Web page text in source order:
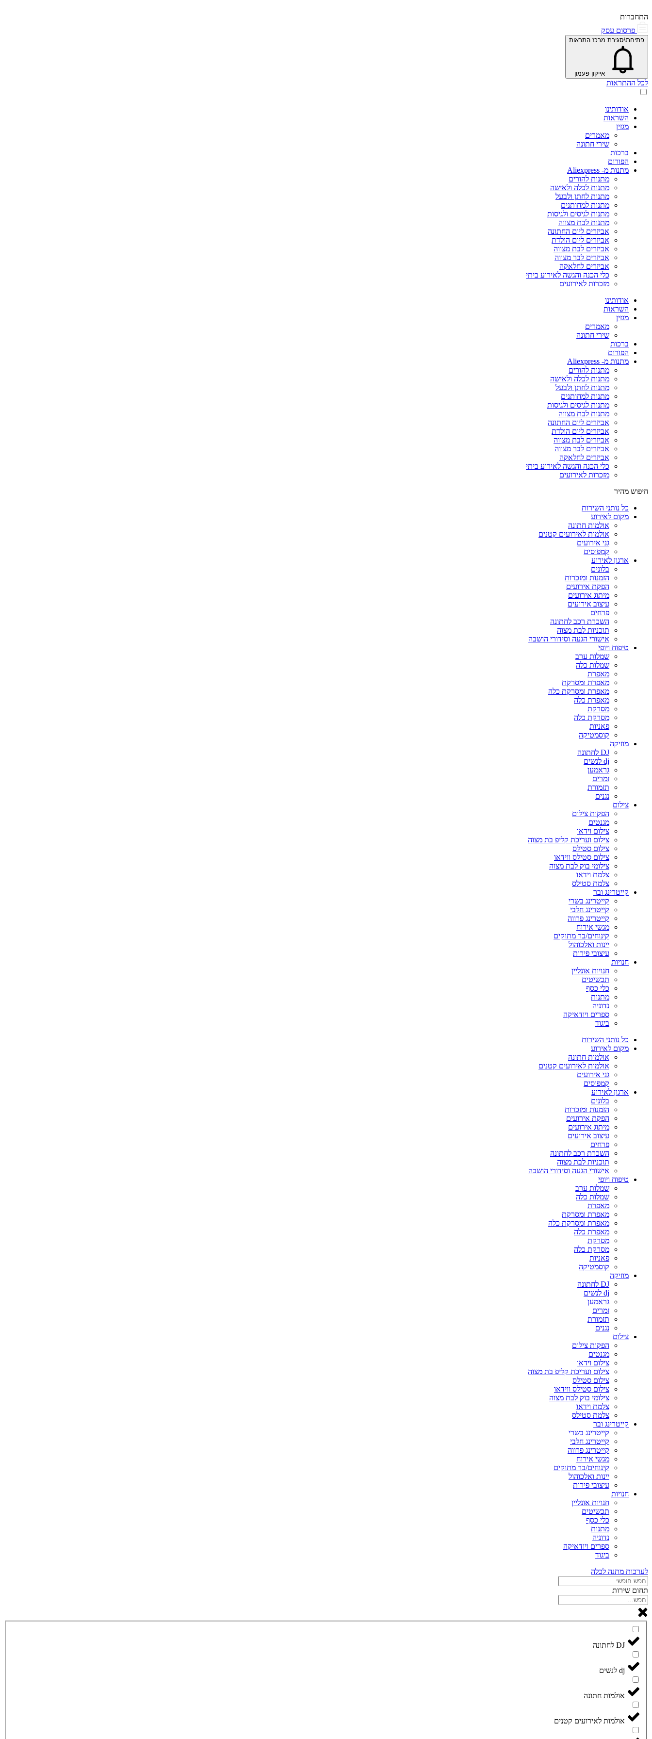
התחברות
פרסום עסק
פתיחת\סגירת מרכז התראות
אייקון פעמון
לכל ההתראות
אודותינו
השראות
מגזין
מאמרים
שירי חתונה
ברכות
הפורום
מתנות מ- Aliexpress
מתנות להורים
מתנות לכלה ולאישה
מתנות לחתן ולבעל
מתנות למחותנים
מתנות לגיסים ולגיסות
מתנות לבת מצווה
אביזרים ליום החתונה
אביזרים ליום הולדת
אביזרים לבת מצווה
אביזרים לבר מצווה
אביזרים לחלאקה
כלי הכנה והגשה לאירוע ביתי
מזכרות לאירועים
אודותינו
השראות
מגזין
מאמרים
שירי חתונה
ברכות
הפורום
מתנות מ- Aliexpress
מתנות להורים
מתנות לכלה ולאישה
מתנות לחתן ולבעל
מתנות למחותנים
מתנות לגיסים ולגיסות
מתנות לבת מצווה
אביזרים ליום החתונה
אביזרים ליום הולדת
אביזרים לבת מצווה
אביזרים לבר מצווה
אביזרים לחלאקה
כלי הכנה והגשה לאירוע ביתי
מזכרות לאירועים
חיפוש מהיר
כל נותני השירות
מקום לאירוע
אולמות חתונה
אולמות לאירועים קטנים
גני אירועים
קמפוסים
ארגון לאירוע
בלונים
הזמנות ומזכרות
הפקת אירועים
מיתוג אירועים
עיצוב אירועים
פרחים
השכרת רכב לחתונה
תוכניות לבת מצוה
אישורי הגעה וסידורי הושבה
טיפוח ויופי
שמלות ערב
שמלות כלה
מאפרת
מאפרת ומסרקת
מאפרת ומסרקת כלה
מאפרת כלה
מסרקת
מסרקת כלה
פאניות
קוסמטיקה
מוזיקה
DJ לחתונה
dj לנשים
גראמען
זמרים
תזמורת
נגנים
צילום
הפקות צילום
מגנטים
צילום וידאו
צילום ועריכת קליפ בת מצוה
צילום סטילס
צילום סטילס ווידאו
צילומי בוק לבת מצוה
צלמת וידאו
צלמת סטילס
קייטרינג ובר
קייטרינג בשרי
קייטרינג חלבי
קייטרינג פרווה
מגשי אירוח
קינוחים/בר מתוקים
יינות ואלכוהול
עיצובי פירות
חנויות
חנויות אונליין
תכשיטים
כלי כסף
מתנות
נדוניה
ספרים ויודאיקה
ביגוד
כל נותני השירות
מקום לאירוע
אולמות חתונה
אולמות לאירועים קטנים
גני אירועים
קמפוסים
ארגון לאירוע
בלונים
הזמנות ומזכרות
הפקת אירועים
מיתוג אירועים
עיצוב אירועים
פרחים
השכרת רכב לחתונה
תוכניות לבת מצוה
אישורי הגעה וסידורי הושבה
טיפוח ויופי
שמלות ערב
שמלות כלה
מאפרת
מאפרת ומסרקת
מאפרת ומסרקת כלה
מאפרת כלה
מסרקת
מסרקת כלה
פאניות
קוסמטיקה
מוזיקה
DJ לחתונה
dj לנשים
גראמען
זמרים
תזמורת
נגנים
צילום
הפקות צילום
מגנטים
צילום וידאו
צילום ועריכת קליפ בת מצוה
צילום סטילס
צילום סטילס ווידאו
צילומי בוק לבת מצוה
צלמת וידאו
צלמת סטילס
קייטרינג ובר
קייטרינג בשרי
קייטרינג חלבי
קייטרינג פרווה
מגשי אירוח
קינוחים/בר מתוקים
יינות ואלכוהול
עיצובי פירות
חנויות
חנויות אונליין
תכשיטים
כלי כסף
מתנות
נדוניה
ספרים ויודאיקה
ביגוד
לערכות מתנה לכלה
תחום שירות
DJ לחתונה
dj לנשים
אולמות חתונה
אולמות לאירועים קטנים